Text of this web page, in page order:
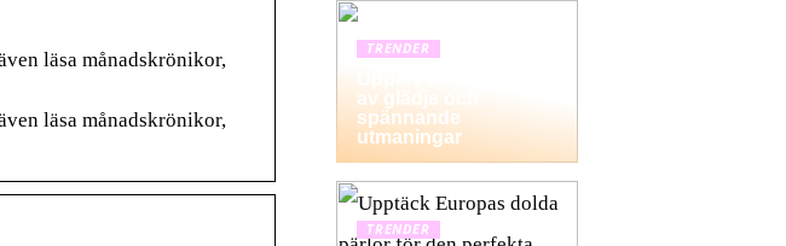
läsa månadskrönikor,
läsa månadskrönikor,
TRENDER
av glädje och
spännande
utmaningar
TRENDER